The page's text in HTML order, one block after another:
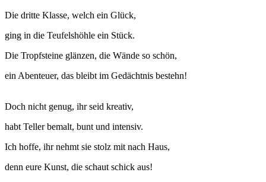
Die dritte Klasse, welch ein Glück,
ging in die Teufelshöhle ein Stück.
Die Tropfsteine glänzen, die Wände so schön,
ein Abenteuer, das bleibt im Gedächtnis bestehn!
Doch nicht genug, ihr seid kreativ,
habt Teller bemalt, bunt und intensiv.
Ich hoffe, ihr nehmt sie stolz mit nach Haus,
denn eure Kunst, die schaut schick aus!